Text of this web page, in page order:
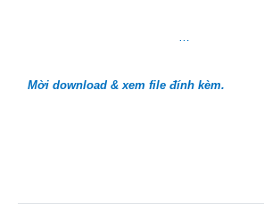
…
Mời download & xem file đính kèm.